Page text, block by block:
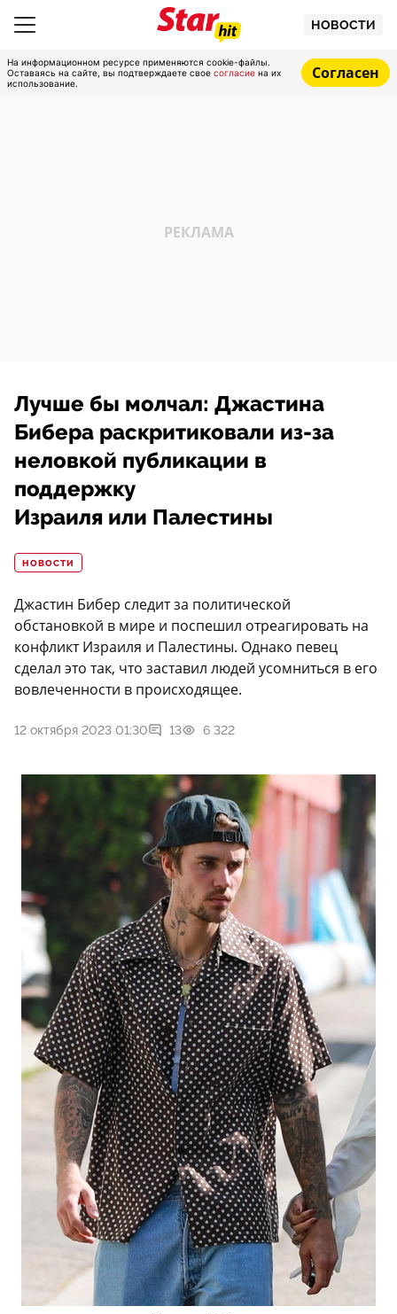
НОВОСТИ
На информационном ресурсе применяются cookie-файлы.
Оставаясь на сайте, вы подтверждаете свое согласие на их
использование.
Согласен
Лучше бы молчал: Джастина
Бибера раскритиковали из-за
неловкой публикации в
поддержку
Израиля или Палестины
НОВОСТИ
Джастин Бибер следит за политической
обстановкой в мире и поспешил отреагировать на
конфликт Израиля и Палестины. Однако певец
сделал это так, что заставил людей усомниться в его
вовлеченности в происходящее.
12 октября 2023 01:30 13 6 322